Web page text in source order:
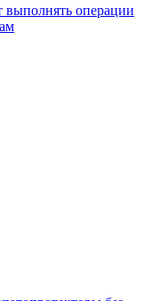
операции